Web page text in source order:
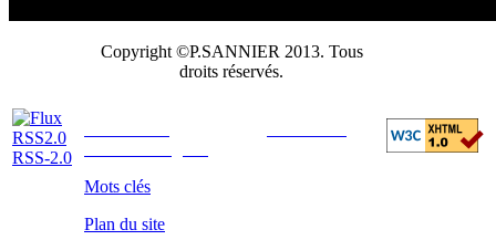
RSS-2.0
Copyright ©P.SANNIER 2013. Tous
droits réservés.
Mots clés
Plan du site